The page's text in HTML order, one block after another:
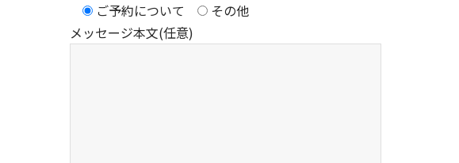
ご予約について
その他
メッセージ本文(任意)